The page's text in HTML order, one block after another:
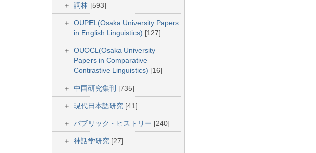
詞林 [593]
OUPEL(Osaka University Papers
in English Linguistics) [127]
OUCCL(Osaka University
Papers in Comparative
Contrastive Linguistics) [16]
中国研究集刊 [735]
現代日本語研究 [41]
パブリック・ヒストリー [240]
神話学研究 [27]